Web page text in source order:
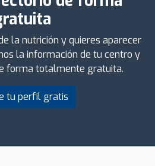
la nutrición y quieres aparecer
la información de tu centro y
forma totalmente gratuita.
tu perfil gratis